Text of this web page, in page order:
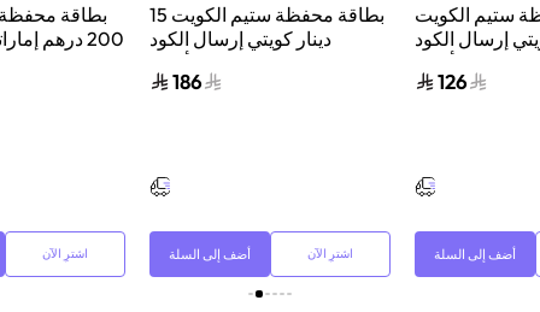
بطاقة محفظة
200 درهم
اشترِ الآن
بطاقة محفظة ستيم الكويت 15
دينار كويتي إرسال الكود
الرقمي بالبريد الإلكتروني ألوان
متعددة
186
أضف إلى السلة اشترِ الآن
ستيم الكويت
إرسال الكود
ألوان
متعددة
126
أضف إلى السلة